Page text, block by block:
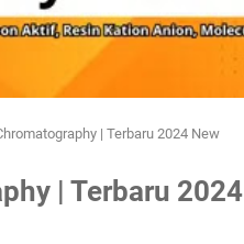
| Terbaru 2024 New
| Terbaru 2024